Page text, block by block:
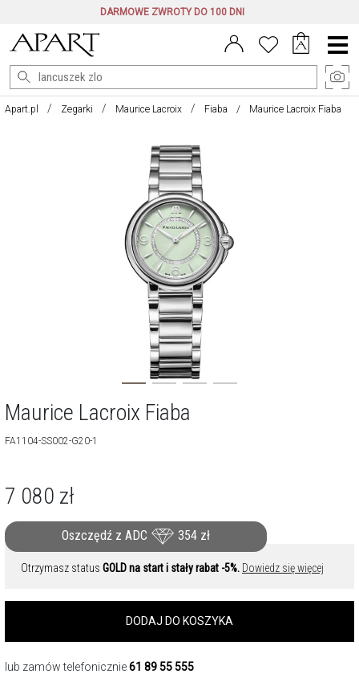
DARMOWE ZWROTY DO 100 DNI
Menu
główne
Apart.pl Zegarki Maurice Lacroix Fiaba Maurice Lacroix Fiaba
Maurice Lacroix Fiaba
FA1104-SS002-G20-1
7 080 zł
Oszczędź z ADC 354 zł
Otrzymasz status GOLD na start i stały rabat -5%. Dowiedz się więcej
DODAJ DO KOSZYKA
lub zamów telefonicznie61 89 55 555